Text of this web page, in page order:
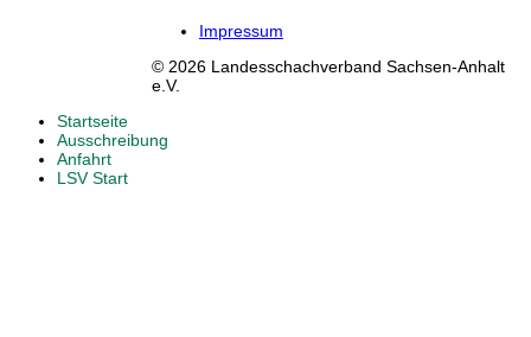
Impressum
© 2026 Landesschachverband Sachsen-Anhalt
e.V.
Startseite
Ausschreibung
Anfahrt
LSV Start